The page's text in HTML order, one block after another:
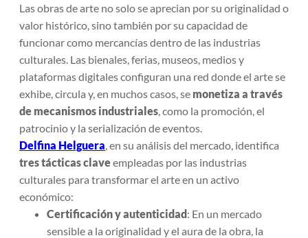
Las obras de arte no solo se aprecian por su originalidad o
valor histórico, sino también por su capacidad de
funcionar como mercancías dentro de las industrias
culturales. Las bienales, ferias, museos, medios y
plataformas digitales configuran una red donde el arte se
exhibe, circula y, en muchos casos, se monetiza a través
de mecanismos industriales, como la promoción, el
patrocinio y la serialización de eventos.
Delfina Helguera, en su análisis del mercado, identifica
tres tácticas claveempleadas por las industrias
culturales para transformar el arte en un activo
económico:
Certificación y autenticidad: En un mercado
sensible a la originalidad y el aura de la obra, la